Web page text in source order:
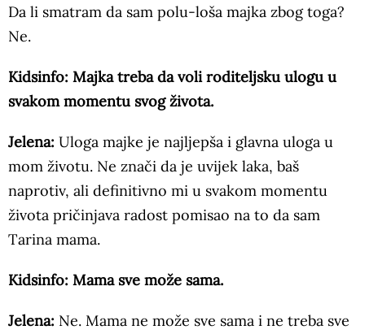
Da li smatram da sam polu-loša majka zbog toga?
Ne.
Kidsinfo: Majka treba da voli roditeljsku ulogu u
svakom momentu svog života.
Jelena: Uloga majke je najljepša i glavna uloga u
mom životu. Ne znači da je uvijek laka, baš
naprotiv, ali definitivno mi u svakom momentu
života pričinjava radost pomisao na to da sam
Tarina mama.
Kidsinfo: Mama sve može sama.
Jelena: Ne. Mama ne može sve sama i ne treba sve